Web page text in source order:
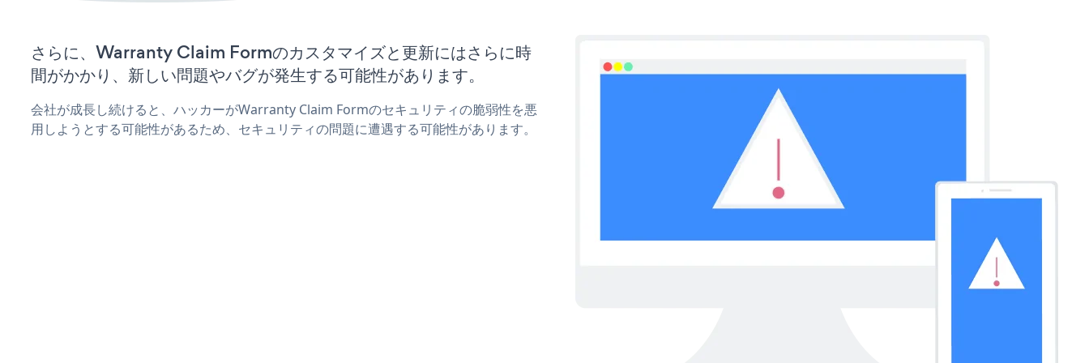
さらに、Warranty Claim Formのカスタマイズと更新にはさらに時
間がかかり、新しい問題やバグが発生する可能性があります。
会社が成長し続けると、ハッカーがWarranty Claim Formのセキュリティの脆弱性を悪
用しようとする可能性があるため、セキュリティの問題に遭遇する可能性があります。